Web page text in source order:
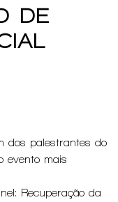
DE
dos palestrantes do
evento mais
Recuperação da